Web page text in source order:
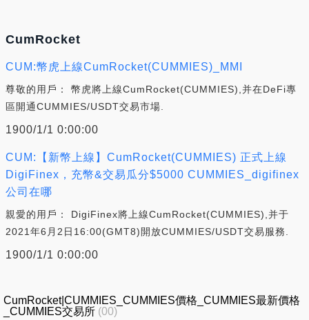
CumRocket
CUM:幣虎上線CumRocket(CUMMIES)_MMI
尊敬的用戶： 幣虎將上線CumRocket(CUMMIES),并在DeFi專
區開通CUMMIES/USDT交易市場.
1900/1/1 0:00:00
CUM:【新幣上線】CumRocket(CUMMIES) 正式上線
DigiFinex，充幣&交易瓜分$5000 CUMMIES_digifinex
公司在哪
親愛的用戶： DigiFinex將上線CumRocket(CUMMIES),并于
2021年6月2日16:00(GMT8)開放CUMMIES/USDT交易服務.
1900/1/1 0:00:00
CumRocket|CUMMIES_CUMMIES價格_CUMMIES最新價格
_CUMMIES交易所 (00)